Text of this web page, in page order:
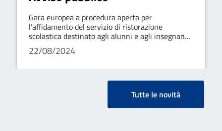
Gara europea a procedura aperta per
l’affidamento del servizio di ristorazione
scolastica destinato agli alunni e agli insegnanti
degli istituti del Comune di Rionero in Vulture
(PZ)
22/08/2024
Tutte le novità